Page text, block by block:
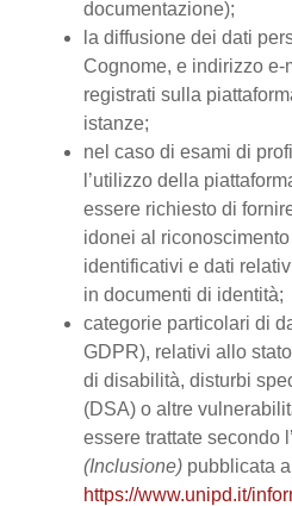
documentazione);
la diffusione dei dati
Cognome, e indirizzo e-
registrati sulla
istanze;
nel caso di esami di
l’utilizzo della
essere richiesto di
idonei al
identificativi e dati
in documenti di identità;
categorie particolari di
GDPR), relativi allo
di disabilità, disturbi
(DSA) o altre
essere trattate secondo l’
(Inclusione) pubblicata
https://www.unipd.it/